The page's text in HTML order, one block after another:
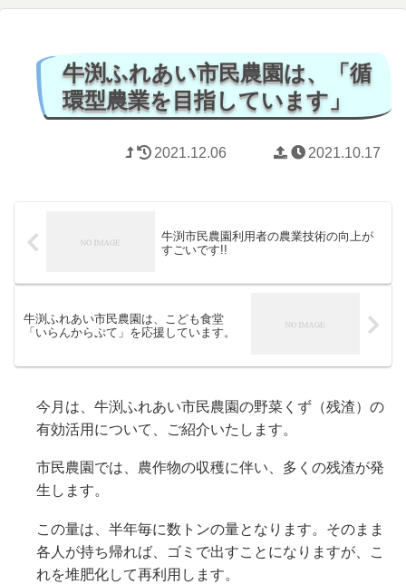
牛渕ふれあい市民農園は、「循
環型農業を目指しています」
2021.12.06 2021.10.17
牛渕市民農園利用者の農業技術の向上が
すごいです!!
牛渕ふれあい市民農園は、こども食堂
「いらんからぷて」を応援しています。
今月は、牛渕ふれあい市民農園の野菜くず（残渣）の
有効活用について、ご紹介いたします。
市民農園では、農作物の収穫に伴い、多くの残渣が発
生します。
この量は、半年毎に数トンの量となります。そのまま
各人が持ち帰れば、ゴミで出すことになりますが、こ
れを堆肥化して再利用します。